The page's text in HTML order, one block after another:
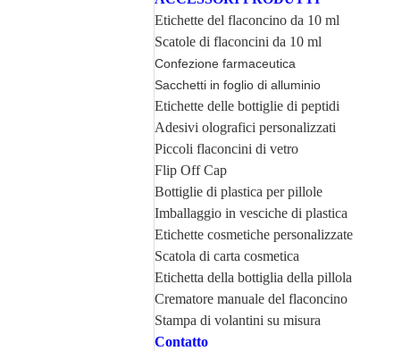
Etichette del flaconcino da 10 ml
Scatole di flaconcini da 10 ml
Confezione farmaceutica
Sacchetti in foglio di alluminio
Etichette delle bottiglie di peptidi
Adesivi olografici personalizzati
Piccoli flaconcini di vetro
Flip Off Cap
Bottiglie di plastica per pillole
Imballaggio in vesciche di plastica
Etichette cosmetiche personalizzate
Scatola di carta cosmetica
Etichetta della bottiglia della pillola
Crematore manuale del flaconcino
Stampa di volantini su misura
Contatto